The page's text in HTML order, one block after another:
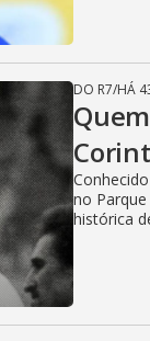
DO R7/HÁ
no
histórica